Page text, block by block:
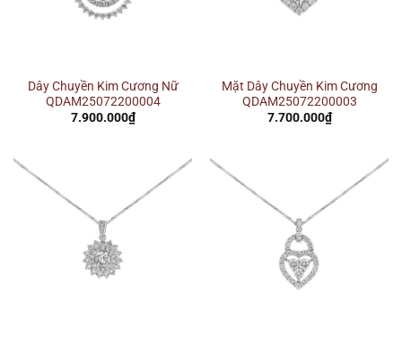
Dây Chuyền Kim Cương Nữ
QDAM25072200004
7.900.000₫
Mặt Dây Chuyền Kim Cương
QDAM25072200003
7.700.000₫